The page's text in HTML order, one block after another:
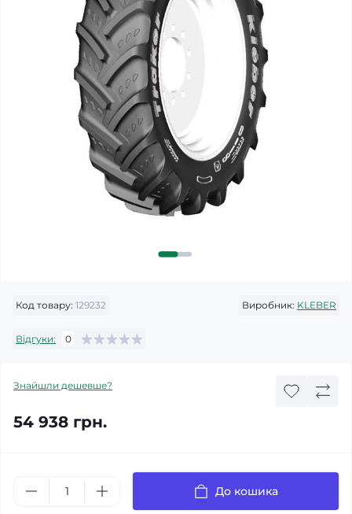
Код товару: 129232 Виробник: KLEBER
Відгуки: 0
Знайшли дешевше?
54 938 грн.
До кошика